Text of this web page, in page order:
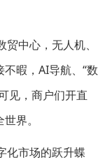
中心，无人机、
暇，AI导航、“数
见，商户们开直
界。
化市场的跃升蝶